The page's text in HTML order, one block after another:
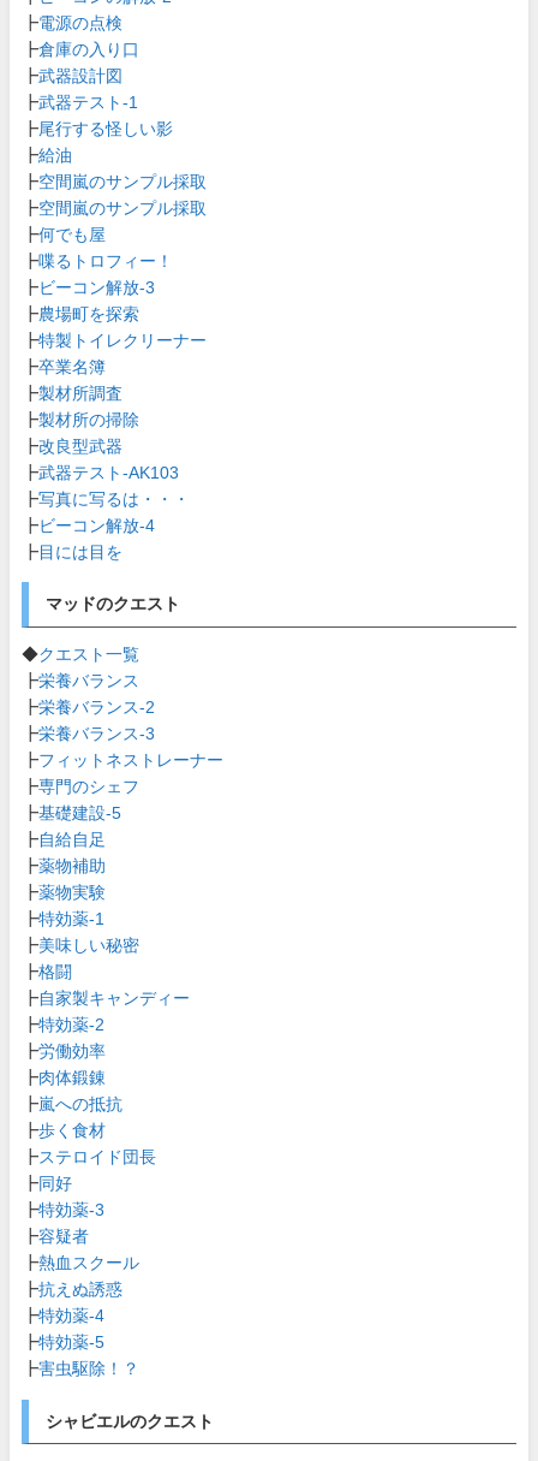
┣電源の点検
┣倉庫の入り口
┣武器設計図
┣武器テスト-1
┣尾行する怪しい影
┣給油
┣空間嵐のサンプル採取
┣空間嵐のサンプル採取
┣何でも屋
┣喋るトロフィー！
┣ビーコン解放-3
┣農場町を探索
┣特製トイレクリーナー
┣卒業名簿
┣製材所調査
┣製材所の掃除
┣改良型武器
┣武器テスト-AK103
┣写真に写るは・・・
┣ビーコン解放-4
┣目には目を
マッドのクエスト
◆クエスト一覧
┣栄養バランス
┣栄養バランス-2
┣栄養バランス-3
┣フィットネストレーナー
┣専門のシェフ
┣基礎建設-5
┣自給自足
┣薬物補助
┣薬物実験
┣特効薬-1
┣美味しい秘密
┣格闘
┣自家製キャンディー
┣特効薬-2
┣労働効率
┣肉体鍛錬
┣嵐への抵抗
┣歩く食材
┣ステロイド団長
┣ 同好
┣特効薬-3
┣容疑者
┣熱血スクール
┣抗えぬ誘惑
┣特効薬-4
┣特効薬-5
┣害虫駆除！？
シャビエルのクエスト